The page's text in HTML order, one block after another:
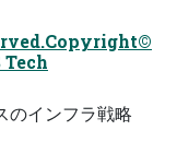
Tech
のインフラ戦略